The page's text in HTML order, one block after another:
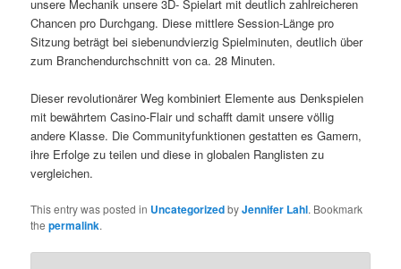
unsere Mechanik unsere 3D- Spielart mit deutlich zahlreicheren
Chancen pro Durchgang. Diese mittlere Session-Länge pro
Sitzung beträgt bei siebenundvierzig Spielminuten, deutlich über
zum Branchendurchschnitt von ca. 28 Minuten.
Dieser revolutionärer Weg kombiniert Elemente aus Denkspielen
mit bewährtem Casino-Flair und schafft damit unsere völlig
andere Klasse. Die Communityfunktionen gestatten es Gamern,
ihre Erfolge zu teilen und diese in globalen Ranglisten zu
vergleichen.
This entry was posted in UncategorizedbyJennifer Lahl. Bookmark
thepermalink.